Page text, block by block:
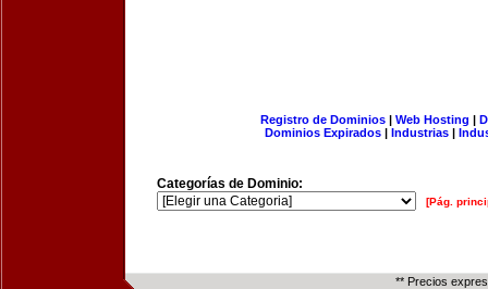
Registro de Dominios| Web Hosting |
Dominios Expirados | Industrias |
Categorías de Dominio:
[Pág.
** Precios